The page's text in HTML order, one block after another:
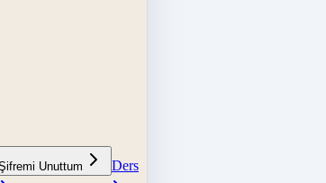
Unuttum
Ders